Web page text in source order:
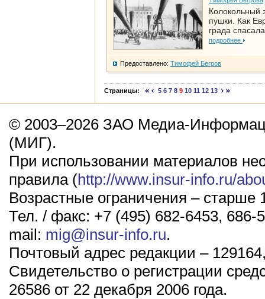
Колокольный
пушки. Как
града
подробнее
Предоставлено: Тимофей Бегров
Страницы: 5 6 7 8 9 10 11 12 13
© 2003–2026 ЗАО Медиа-
(МИГ).
При использовании материалов
правила (http://www.insur-info.ru/
Возрастные ограничения – старше
Тел. / факс: +7 (495) 682-6453, 686-
mail: mig@insur-info.ru.
Почтовый адрес редакции –
Свидетельство о регистрации
26586 от 22 декабря 2006 года.